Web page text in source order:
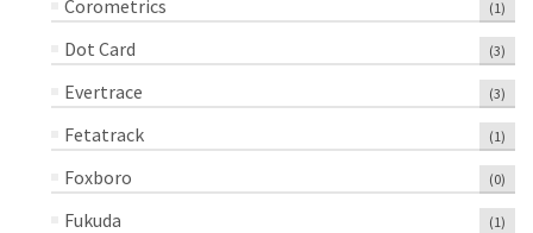
Corometrics (1)
Dot Card (3)
Evertrace (3)
Fetatrack (1)
Foxboro (0)
Fukuda (1)